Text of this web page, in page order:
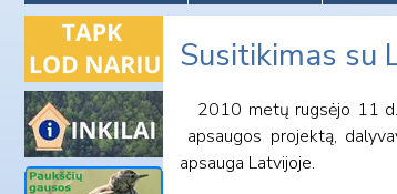
Susitikimas su
2010 metų rugsėjo 11 d.
apsaugos projektą,
apsauga Latvijoje.